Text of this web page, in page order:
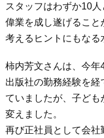
スタッフはわずか10
偉業を成し遂げるこ
考えるヒントにもなる
柿内芳文さんは、今
出版社の勤務経験を
ていましたが、子ど
変えました。
再び正社員として会